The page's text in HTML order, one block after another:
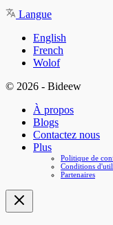
Langue
English
French
Wolof
© 2026 - Bideew
À propos
Blogs
Contactez nous
Plus
Politique de
Conditions
Partenaires